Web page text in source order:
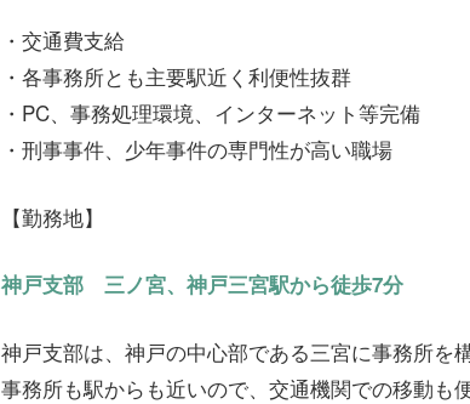
・交通費支給
・各事務所とも主要駅近く利便性抜群
・PC、事務処理環境、インターネット等完備
・刑事事件、少年事件の専門性が高い職場
【勤務地】
神戸支部 三ノ宮、神戸三宮駅から徒歩7分
神戸支部は、神戸の中心部である三宮に事務所を
事務所も駅からも近いので、交通機関での移動も